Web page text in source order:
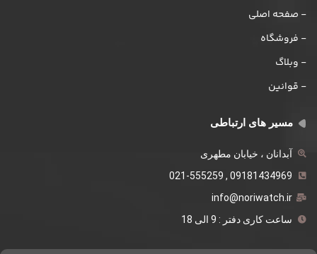
- صفحه اصلی
- فروشگاه
- وبلاگ
- قوانین
مسیر های ارتباطی
آبدانان ، خیابان مطهری
09181434969 , 021-555259
info@noriwatch.ir
ساعت کاری دفتر : 9 الی 18